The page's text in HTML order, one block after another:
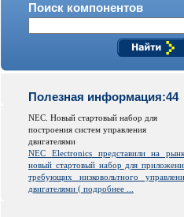
Поиск компонентов
Полезная информация:44
NEC. Новый стартовый набор для
построения систем управления
двигателями
NEC
Electronicsпредставили на
новый стартовый набор для
требующих низковольтного
двигателями ( подробнее ...